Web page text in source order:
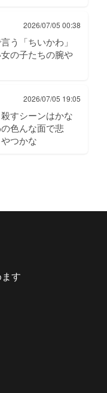
2026/07/05 00:38
う「ちいかわ」
の子たちの腕や
2026/07/05 19:05
すシーンはかな
色んな面で悲
つかな
す